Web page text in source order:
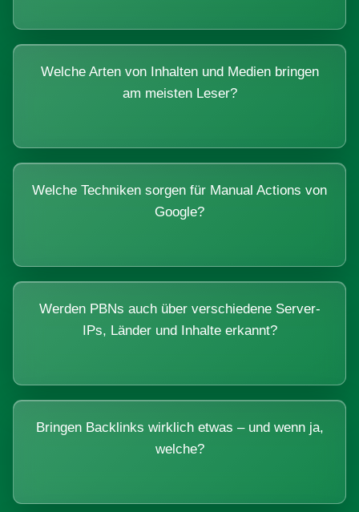
Welche Arten von Inhalten und Medien bringen
am meisten Leser?
Welche Techniken sorgen für Manual Actions von
Google?
Werden PBNs auch über verschiedene Server-
IPs, Länder und Inhalte erkannt?
Bringen Backlinks wirklich etwas – und wenn ja,
welche?